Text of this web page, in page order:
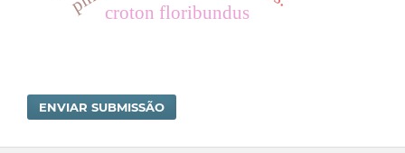
croton floribundus
ENVIAR SUBMISSÃO